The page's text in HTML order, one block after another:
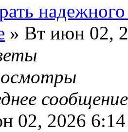
» Вт июн 02,
02, 2026